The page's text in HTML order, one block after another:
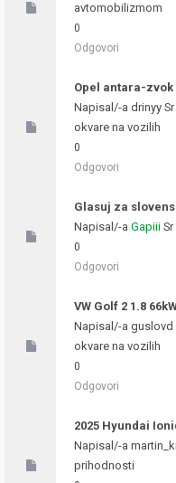
avtomobilizmom
0
Odgovori
Opel antara-
Napisal/-a drinyy
okvare na vozilih
0
Odgovori
Glasuj za
Napisal/-a Gapiii
0
Odgovori
VW Golf 2 1.8
Napisal/-a guslovd
okvare na vozilih
0
Odgovori
2025 Hyundai
Napisal/-a
prihodnosti